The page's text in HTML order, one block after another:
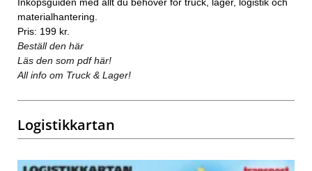
materialhantering.
Pris: 199 kr.
Beställ den här
Läs den som pdf här!
All info om Truck & Lager!
Logistikkartan